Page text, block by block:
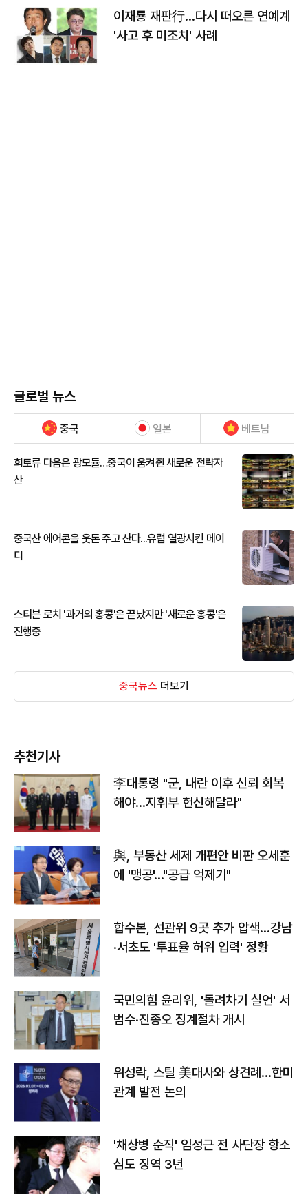
이재룡 재판行…다시 떠오른 연예계
'사고 후 미조치' 사례
글로벌 뉴스
중국 일본 베트남
희토류 다음은 광모듈…중국이 움켜쥔 새로운 전략자
산
중국산 에어콘을 웃돈 주고 산다...유럽 열광시킨 메이
디
스티븐 로치 '과거의 홍콩'은 끝났지만 '새로운 홍콩'은
진행중
중국뉴스 더보기
추천기사
李대통령 "군, 내란 이후 신뢰 회복
해야…지휘부 헌신해달라"
與, 부동산 세제 개편안 비판 오세훈
에 '맹공'…"공급 억제기"
합수본, 선관위 9곳 추가 압색…강남
·서초도 '투표율 허위 입력' 정황
국민의힘 윤리위, '돌려차기 실언' 서
범수·진종오 징계절차 개시
위성락, 스틸 美대사와 상견례…한미
관계 발전 논의
'채상병 순직' 임성근 전 사단장 항소
심도 징역 3년